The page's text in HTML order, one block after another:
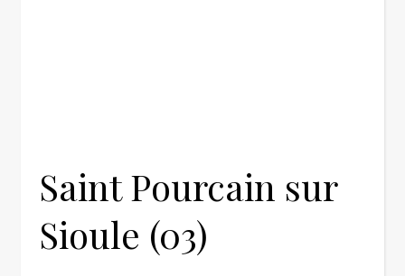
Saint Pourcain sur
Sioule (03)